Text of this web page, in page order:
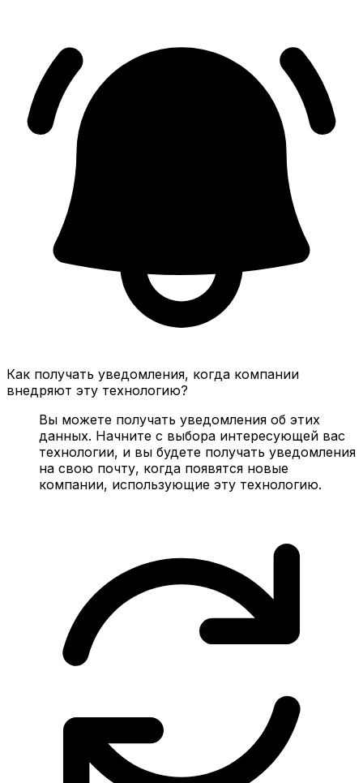
Как получать уведомления, когда компании
внедряют эту технологию?
Вы можете получать уведомления об этих
данных. Начните с выбора интересующей вас
технологии, и вы будете получать уведомления
на свою почту, когда появятся новые
компании, использующие эту технологию.